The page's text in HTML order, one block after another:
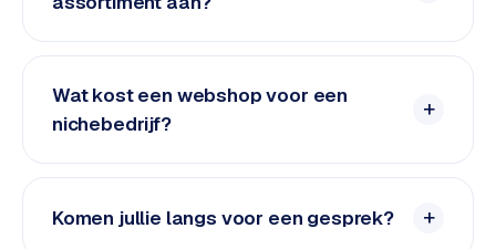
i
C
o
n
t
e
n
Wat kost een webshop voor een
nichebedrijf?
Komen jullie langs voor een gesprek?